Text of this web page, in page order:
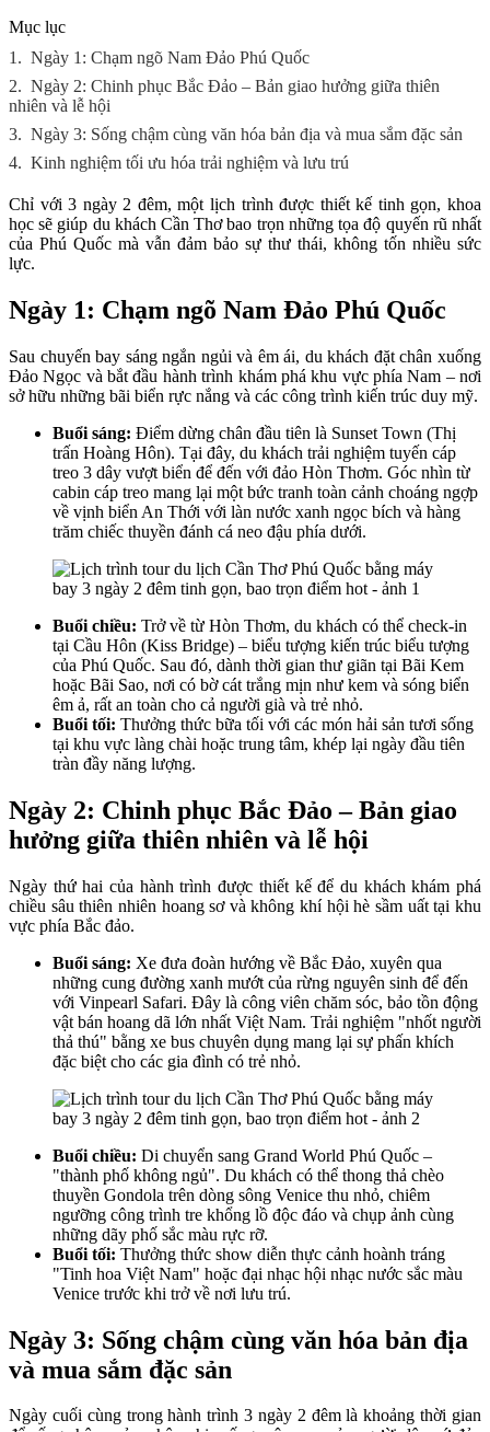
Mục lục
1. Ngày 1: Chạm ngõ Nam Đảo Phú Quốc
2. Ngày 2: Chinh phục Bắc Đảo – Bản giao hưởng giữa thiên
nhiên và lễ hội
3. Ngày 3: Sống chậm cùng văn hóa bản địa và mua sắm đặc sản
4. Kinh nghiệm tối ưu hóa trải nghiệm và lưu trú
Chỉ với 3 ngày 2 đêm, một lịch trình được thiết kế tinh gọn, khoa
học sẽ giúp du khách Cần Thơ bao trọn những tọa độ quyến rũ nhất
của Phú Quốc mà vẫn đảm bảo sự thư thái, không tốn nhiều sức
lực.
Ngày 1: Chạm ngõ Nam Đảo Phú Quốc
Sau chuyến bay sáng ngắn ngủi và êm ái, du khách đặt chân xuống
Đảo Ngọc và bắt đầu hành trình khám phá khu vực phía Nam – nơi
sở hữu những bãi biển rực nắng và các công trình kiến trúc duy mỹ.
Buổi sáng: Điểm dừng chân đầu tiên là Sunset Town (Thị
trấn Hoàng Hôn). Tại đây, du khách trải nghiệm tuyến cáp
treo 3 dây vượt biển để đến với đảo Hòn Thơm. Góc nhìn từ
cabin cáp treo mang lại một bức tranh toàn cảnh choáng ngợp
về vịnh biển An Thới với làn nước xanh ngọc bích và hàng
trăm chiếc thuyền đánh cá neo đậu phía dưới.
Buổi chiều: Trở về từ Hòn Thơm, du khách có thể check-in
tại Cầu Hôn (Kiss Bridge) – biểu tượng kiến trúc biểu tượng
của Phú Quốc. Sau đó, dành thời gian thư giãn tại Bãi Kem
hoặc Bãi Sao, nơi có bờ cát trắng mịn như kem và sóng biển
êm ả, rất an toàn cho cả người già và trẻ nhỏ.
Buổi tối: Thưởng thức bữa tối với các món hải sản tươi sống
tại khu vực làng chài hoặc trung tâm, khép lại ngày đầu tiên
tràn đầy năng lượng.
Ngày 2: Chinh phục Bắc Đảo – Bản giao
hưởng giữa thiên nhiên và lễ hội
Ngày thứ hai của hành trình được thiết kế để du khách khám phá
chiều sâu thiên nhiên hoang sơ và không khí hội hè sầm uất tại khu
vực phía Bắc đảo.
Buổi sáng: Xe đưa đoàn hướng về Bắc Đảo, xuyên qua
những cung đường xanh mướt của rừng nguyên sinh để đến
với Vinpearl Safari. Đây là công viên chăm sóc, bảo tồn động
vật bán hoang dã lớn nhất Việt Nam. Trải nghiệm "nhốt người
thả thú" bằng xe bus chuyên dụng mang lại sự phấn khích
đặc biệt cho các gia đình có trẻ nhỏ.
Buổi chiều: Di chuyển sang Grand World Phú Quốc –
"thành phố không ngủ". Du khách có thể thong thả chèo
thuyền Gondola trên dòng sông Venice thu nhỏ, chiêm
ngưỡng công trình tre khổng lồ độc đáo và chụp ảnh cùng
những dãy phố sắc màu rực rỡ.
Buổi tối: Thưởng thức show diễn thực cảnh hoành tráng
"Tinh hoa Việt Nam" hoặc đại nhạc hội nhạc nước sắc màu
Venice trước khi trở về nơi lưu trú.
Ngày 3: Sống chậm cùng văn hóa bản địa
và mua sắm đặc sản
Ngày cuối cùng trong hành trình 3 ngày 2 đêm là khoảng thời gian